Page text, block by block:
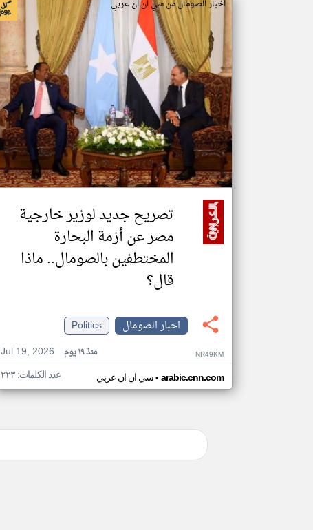
اخبار الصومال من سي ان ان عربي
تصريح جديد لوزير خارجية
مصر عن أزمة البحارة
المختطفين بالصومال.. ماذا
قال؟
اخبار الصومال
Politics
Jul 19, 2026
منذ ١٩ يوم NR49KM
سي ان ان عربي• arabic.cnn.com عدد الكلمات: ٢٢٣